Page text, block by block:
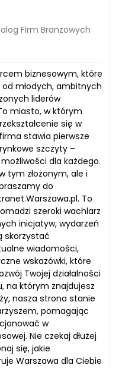
Firm Branżowych
biznesowym, które
młodych, ambitnych
liderów
miasto, w którym
się w
stawia pierwsze
szczyty –
dla każdego.
tym złożonym, ale i
do
To
szeroki wachlarz
inicjatyw, wydarzeń
skorzystać
wiadomości,
wskazówki, które
Twojej działalności
na którym znajdujesz
nasza strona stanie
pomagając
w
Nie czekaj dłużej
się, jakie
Warszawa dla Ciebie